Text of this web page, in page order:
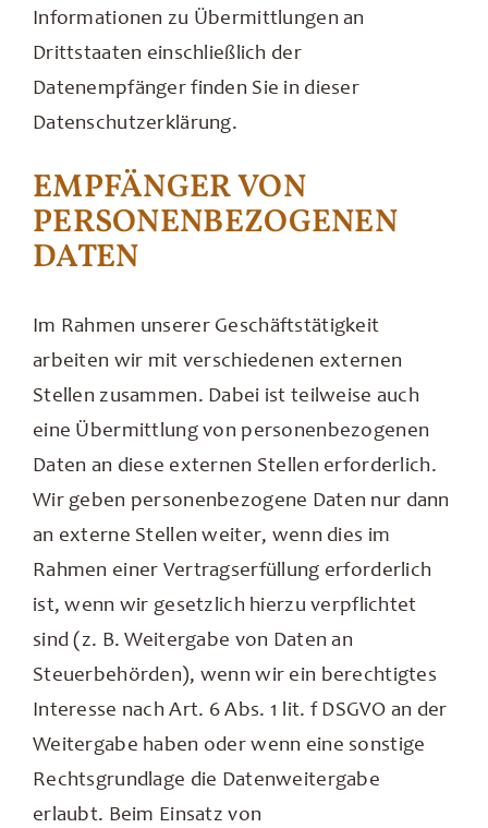
Informationen zu Übermittlungen an
Drittstaaten einschließlich der
Datenempfänger finden Sie in dieser
Datenschutzerklärung.
EMPFÄNGER VON
PERSONENBEZOGENEN
DATEN
Im Rahmen unserer Geschäftstätigkeit
arbeiten wir mit verschiedenen externen
Stellen zusammen. Dabei ist teilweise auch
eine Übermittlung von personenbezogenen
Daten an diese externen Stellen erforderlich.
Wir geben personenbezogene Daten nur dann
an externe Stellen weiter, wenn dies im
Rahmen einer Vertragserfüllung erforderlich
ist, wenn wir gesetzlich hierzu verpflichtet
sind (z. B. Weitergabe von Daten an
Steuerbehörden), wenn wir ein berechtigtes
Interesse nach Art. 6 Abs. 1 lit. f DSGVO an der
Weitergabe haben oder wenn eine sonstige
Rechtsgrundlage die Datenweitergabe
erlaubt. Beim Einsatz von